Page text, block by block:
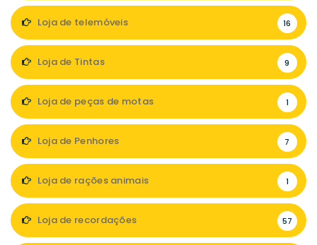
Loja de telemóveis 16
Loja de Tintas 9
Loja de peças de motas 1
Loja de Penhores 7
Loja de rações animais 1
Loja de recordações 57